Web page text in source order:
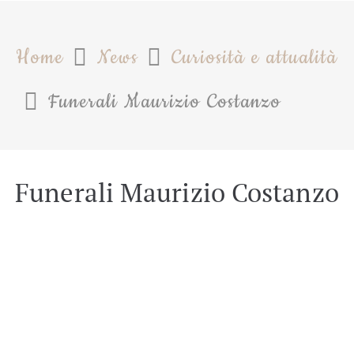
Home News
Curiosità e attualità
Funerali Maurizio Costanzo
Funerali Maurizio Costanzo